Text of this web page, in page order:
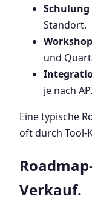
Schulung
Standort.
und
je nach
Eine typische
oft durch Tool-
Verkauf.